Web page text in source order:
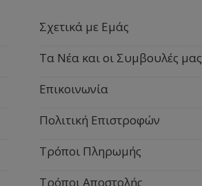
Σχετικά με Εμάς
Τα Νέα και οι Συμβουλές μας
Επικοινωνία
Πολιτική Επιστροφών
Τρόποι Πληρωμής
Τρόποι Αποστολής